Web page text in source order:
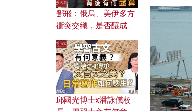
鄧飛：俄烏、美伊多方
衝突交織，是否釀成世
風險攻擊美軍，背後有
何盤算？
邱國光博士x潘詠儀校